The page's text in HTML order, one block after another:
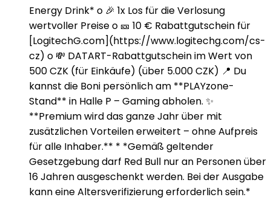
Energy Drink* o 🎉 1x Los für die Verlosung
wertvoller Preise o 🎫 10 € Rabattgutschein für
[LogitechG.com](https://www.logitechg.com/cs-
cz) o 💸 DATART-Rabattgutschein im Wert von
500 CZK (für Einkäufe) (über 5.000 CZK) 📍 Du
kannst die Boni persönlich am **PLAYzone-
Stand** in Halle P – Gaming abholen. ✨
**Premium wird das ganze Jahr über mit
zusätzlichen Vorteilen erweitert – ohne Aufpreis
für alle Inhaber.** * *Gemäß geltender
Gesetzgebung darf Red Bull nur an Personen über
16 Jahren ausgeschenkt werden. Bei der Ausgabe
kann eine Altersverifizierung erforderlich sein.*